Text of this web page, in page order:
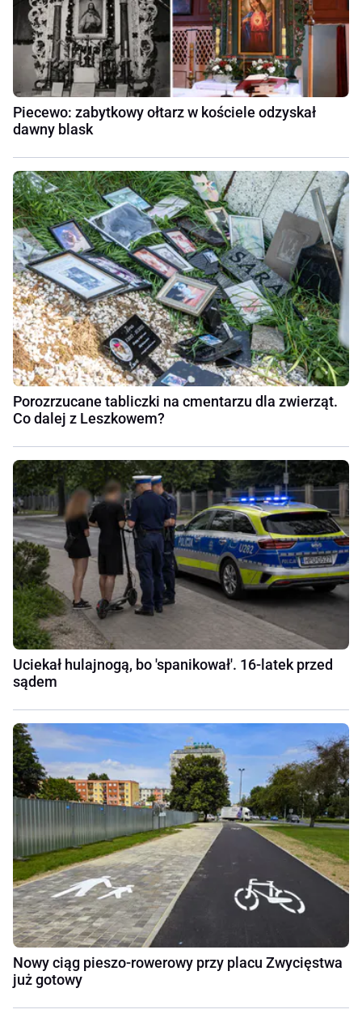
Piecewo: zabytkowy ołtarz w kościele odzyskał
dawny blask
Porozrzucane tabliczki na cmentarzu dla zwierząt.
Co dalej z Leszkowem?
Uciekał hulajnogą, bo 'spanikował'. 16-latek przed
sądem
Nowy ciąg pieszo-rowerowy przy placu Zwycięstwa
już gotowy